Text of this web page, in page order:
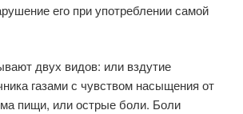
его при употреблении самой
двух видов: или вздутие
газами с чувством насыщения от
пищи, или острые боли. Боли